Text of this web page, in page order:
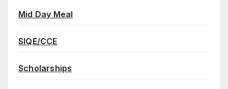
Mid Day Meal
SIQE/CCE
Scholarships